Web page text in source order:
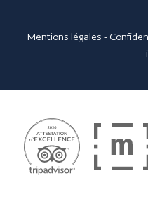
Mentions légales -